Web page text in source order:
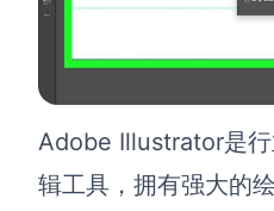
Adobe Illustrator是
辑工具，拥有强大的